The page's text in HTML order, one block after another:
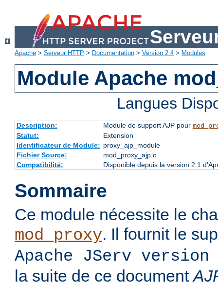
Apache > Serveur HTTP > Documentation > Version 2.4 > Modules
Module Apache
Langues
Description: Module de support AJP pour
Statut:
Extension
Identificateur de Module: proxy_ajp_module
Fichier Source:
mod_proxy_ajp.c
Compatibilité:
Disponible depuis la version 2.1
Sommaire
Ce module nécessite le
mod_proxy. Il fournit le
Apache JServ
la suite de ce document